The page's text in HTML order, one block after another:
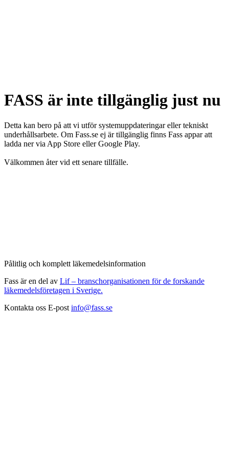
FASS är inte tillgänglig just nu
Detta kan bero på att vi utför systemuppdateringar eller tekniskt
underhållsarbete. Om Fass.se ej är tillgänglig finns Fass appar att
ladda ner via App Store eller Google Play.
Välkommen åter vid ett senare tillfälle.
Pålitlig och komplett läkemedelsinformation
Fass är en del av Lif – branschorganisationen för de forskande
läkemedelsföretagen i Sverige.
Kontakta oss E-post info@fass.se